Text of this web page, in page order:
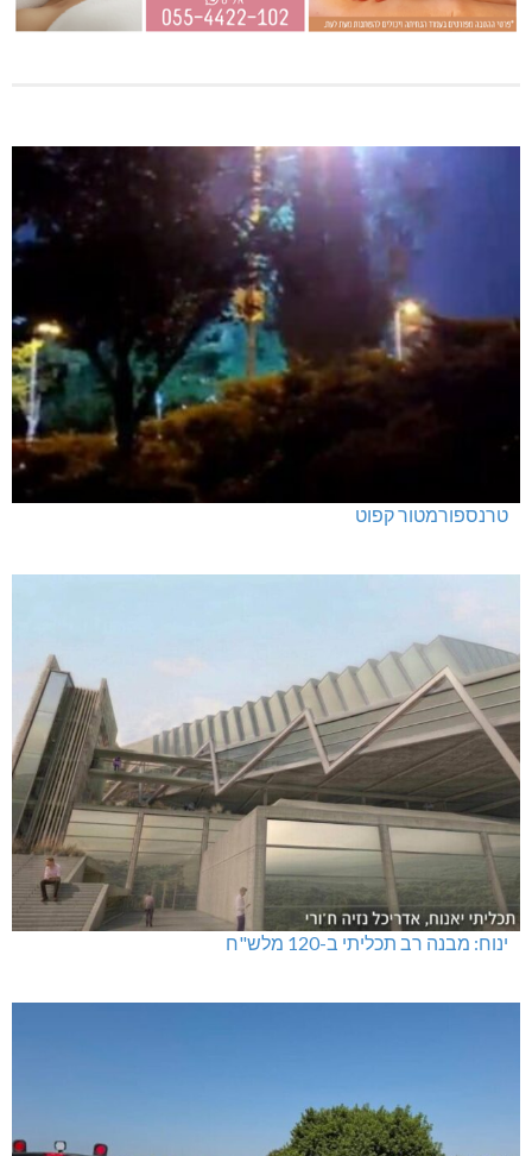
טרנספורמטור קפוט
ינוח: מבנה רב תכליתי ב-120 מלש"ח